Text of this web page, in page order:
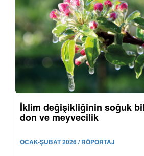
İklim değişikliğinin soğuk
don ve meyvecilik
OCAK-ŞUBAT 2026 / RÖPORTAJ